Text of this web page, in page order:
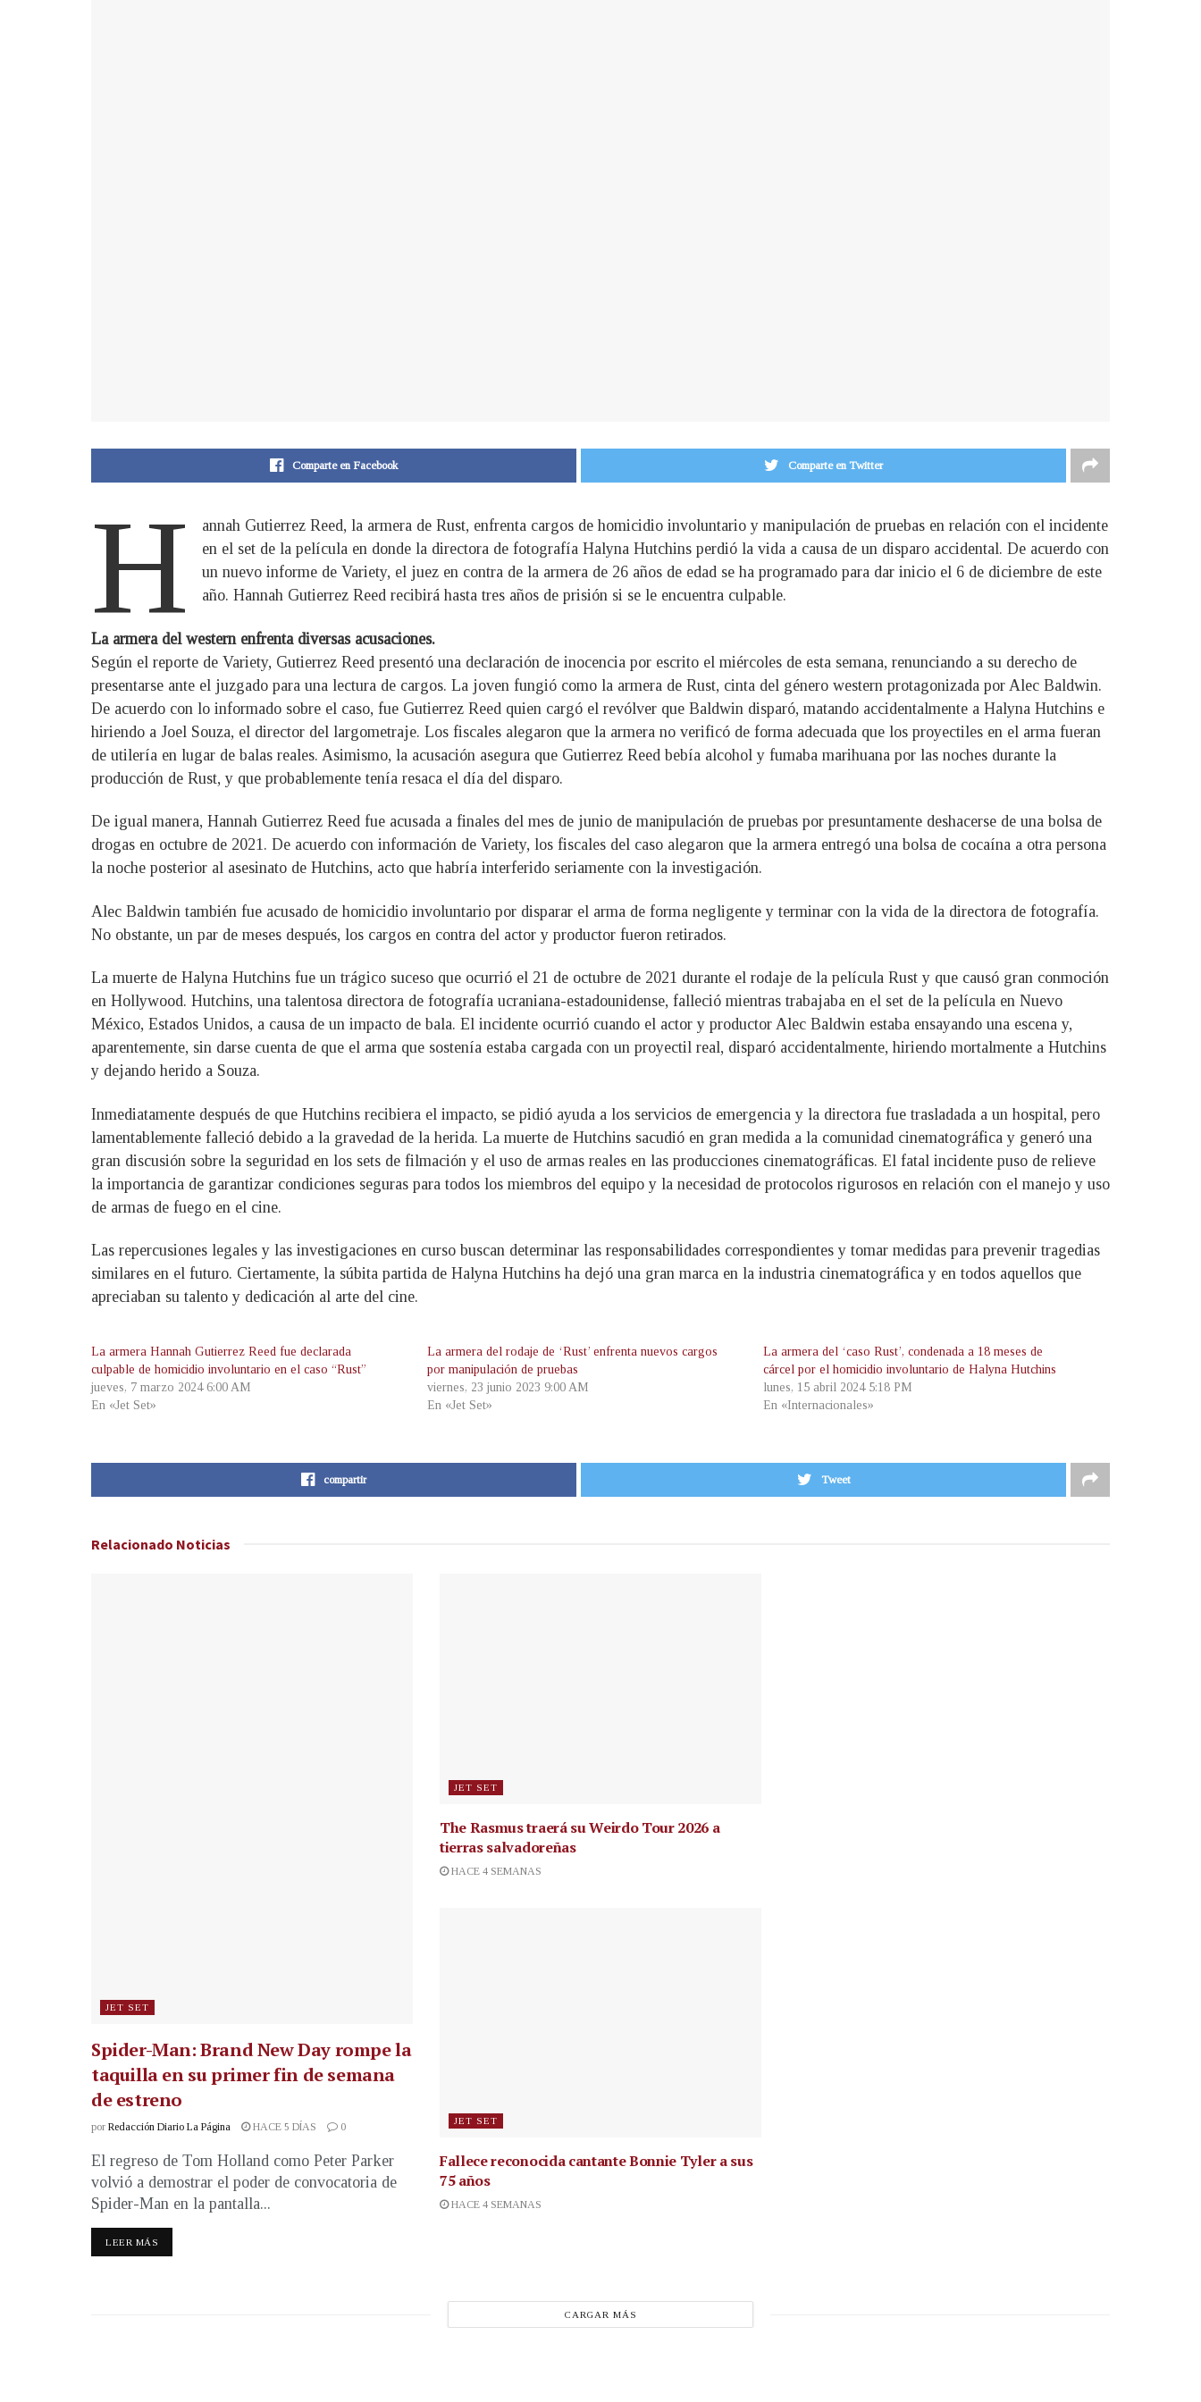
Comparte en Facebook Comparte en Twitter
H
annah Gutierrez Reed, la armera de Rust, enfrenta cargos de homicidio involuntario y manipulación de pruebas en relación con el incidente
en el set de la película en donde la directora de fotografía Halyna Hutchins perdió la vida a causa de un disparo accidental. De acuerdo con
un nuevo informe de Variety, el juez en contra de la armera de 26 años de edad se ha programado para dar inicio el 6 de diciembre de este
año. Hannah Gutierrez Reed recibirá hasta tres años de prisión si se le encuentra culpable.
La armera del western enfrenta diversas acusaciones.
Según el reporte de Variety, Gutierrez Reed presentó una declaración de inocencia por escrito el miércoles de esta semana, renunciando a su derecho de
presentarse ante el juzgado para una lectura de cargos. La joven fungió como la armera de Rust, cinta del género western protagonizada por Alec Baldwin.
De acuerdo con lo informado sobre el caso, fue Gutierrez Reed quien cargó el revólver que Baldwin disparó, matando accidentalmente a Halyna Hutchins e
hiriendo a Joel Souza, el director del largometraje. Los fiscales alegaron que la armera no verificó de forma adecuada que los proyectiles en el arma fueran
de utilería en lugar de balas reales. Asimismo, la acusación asegura que Gutierrez Reed bebía alcohol y fumaba marihuana por las noches durante la
producción de Rust, y que probablemente tenía resaca el día del disparo.
De igual manera, Hannah Gutierrez Reed fue acusada a finales del mes de junio de manipulación de pruebas por presuntamente deshacerse de una bolsa de
drogas en octubre de 2021. De acuerdo con información de Variety, los fiscales del caso alegaron que la armera entregó una bolsa de cocaína a otra persona
la noche posterior al asesinato de Hutchins, acto que habría interferido seriamente con la investigación.
Alec Baldwin también fue acusado de homicidio involuntario por disparar el arma de forma negligente y terminar con la vida de la directora de fotografía.
No obstante, un par de meses después, los cargos en contra del actor y productor fueron retirados.
La muerte de Halyna Hutchins fue un trágico suceso que ocurrió el 21 de octubre de 2021 durante el rodaje de la película Rust y que causó gran conmoción
en Hollywood. Hutchins, una talentosa directora de fotografía ucraniana-estadounidense, falleció mientras trabajaba en el set de la película en Nuevo
México, Estados Unidos, a causa de un impacto de bala. El incidente ocurrió cuando el actor y productor Alec Baldwin estaba ensayando una escena y,
aparentemente, sin darse cuenta de que el arma que sostenía estaba cargada con un proyectil real, disparó accidentalmente, hiriendo mortalmente a Hutchins
y dejando herido a Souza.
Inmediatamente después de que Hutchins recibiera el impacto, se pidió ayuda a los servicios de emergencia y la directora fue trasladada a un hospital, pero
lamentablemente falleció debido a la gravedad de la herida. La muerte de Hutchins sacudió en gran medida a la comunidad cinematográfica y generó una
gran discusión sobre la seguridad en los sets de filmación y el uso de armas reales en las producciones cinematográficas. El fatal incidente puso de relieve
la importancia de garantizar condiciones seguras para todos los miembros del equipo y la necesidad de protocolos rigurosos en relación con el manejo y uso
de armas de fuego en el cine.
Las repercusiones legales y las investigaciones en curso buscan determinar las responsabilidades correspondientes y tomar medidas para prevenir tragedias
similares en el futuro. Ciertamente, la súbita partida de Halyna Hutchins ha dejó una gran marca en la industria cinematográfica y en todos aquellos que
apreciaban su talento y dedicación al arte del cine.
La armera Hannah Gutierrez Reed fue declarada
culpable de homicidio involuntario en el caso “Rust”
jueves, 7 marzo 2024 6:00 AM
En «Jet Set»
La armera del rodaje de ‘Rust’ enfrenta nuevos cargos
por manipulación de pruebas
viernes, 23 junio 2023 9:00 AM
En «Jet Set»
La armera del ‘caso Rust’, condenada a 18 meses de
cárcel por el homicidio involuntario de Halyna Hutchins
lunes, 15 abril 2024 5:18 PM
En «Internacionales»
compartir Tweet
Relacionado Noticias
JET SET
Spider-Man: Brand New Day rompe la
taquilla en su primer fin de semana
de estreno
por Redacción Diario La Página HACE 5 DÍAS 0
El regreso de Tom Holland como Peter Parker
volvió a demostrar el poder de convocatoria de
Spider-Man en la pantalla...
LEER MÁS
JET SET
The Rasmus traerá su Weirdo Tour 2026 a
tierras salvadoreñas
HACE 4 SEMANAS
JET SET
Fallece reconocida cantanteBonnie Tyler a sus
75 años
HACE 4 SEMANAS
CARGAR MÁS